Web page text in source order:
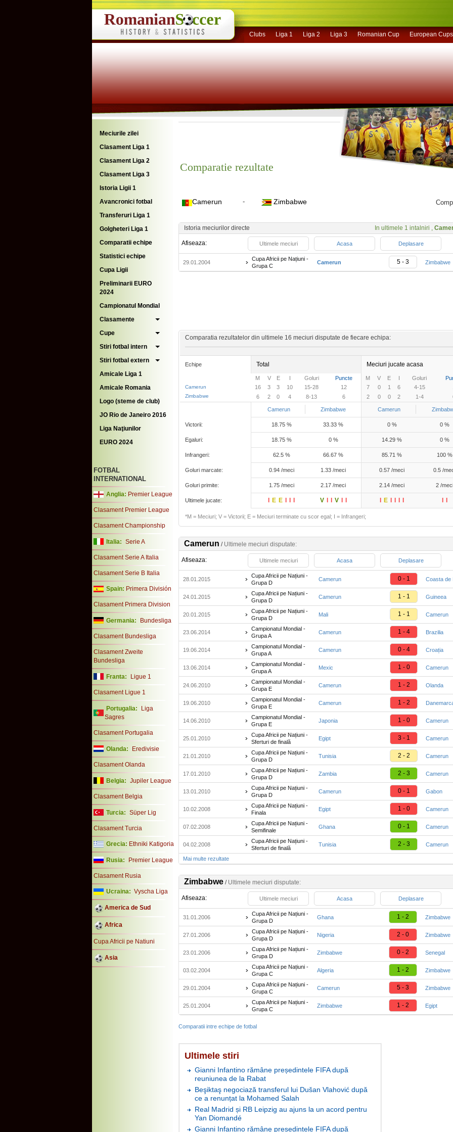
Clubs Liga 1 Liga 2 Liga 3 Romanian Cup European Cups
Meciurile zilei
Clasament Liga 1
Clasament Liga 2
Clasament Liga 3
Istoria Ligii 1
Avancronici fotbal
Transferuri Liga 1
Golgheteri Liga 1
Comparatii echipe
Statistici echipe
Cupa Ligii
Preliminarii EURO
2024
Campionatul Mondial
Clasamente
Cupe
Stiri fotbal intern
Stiri fotbal extern
Amicale Liga 1
Amicale Romania
Logo (steme de club)
JO Rio de Janeiro 2016
Liga Naţiunilor
EURO 2024
FOTBAL
INTERNATIONAL
Anglia: Premier League
Clasament Premier League
Clasament Championship
Italia: Serie A
Clasament Serie A Italia
Clasament Serie B Italia
Spain: Primera División
Clasament Primera Division
Germania: Bundesliga
Clasament Bundesliga
Clasament Zweite
Bundesliga
Franta: Ligue 1
Clasament Ligue 1
Portugalia:
Liga
Sagres
Clasament Portugalia
Olanda: Eredivisie
Clasament Olanda
Belgia: Jupiler League
Clasament Belgia
Turcia: Süper Lig
Clasament Turcia
Grecia: Ethniki Katigoria
Rusia: Premier League
Clasament Rusia
Ucraina: Vyscha Liga
America de Sud
Africa
Cupa Africii pe Natiuni
Asia
Comparatie rezultate
Camerun - Zimbabwe
Istoria meciurilor directe In ultimele 1 intalniri ,
Afiseaza: Ultimele meciuri Acasa Deplasare
29.01.2004
Cupa Africii pe Națiuni -
Grupa C
Camerun 5 - 3 Zimbabwe
Comparatia rezultatelor din ultimele 16 meciuri disputate de fiecare echipa:
Echipe Total Meciuri jucate acasa
M V E I Goluri Puncte M V E I Goluri
Camerun 16 3 3 10 15-28 12 7 0 1 6 4-15
Zimbabwe 6 2 0 4 8-13 6 2 0 0 2 1-4
Camerun Zimbabwe Camerun
Victorii: 18.75 % 33.33 % 0 % 0 %
Egaluri: 18.75 % 0 % 14.29 % 0 %
Infrangeri: 62.5 % 66.67 % 85.71 % 100 %
Goluri marcate: 0.94 /meci 1.33 /meci 0.57 /meci 0.5 /
Goluri primite: 1.75 /meci 2.17 /meci 2.14 /meci 2 /meci
Ultimele jucate: E E V V E
*M = Meciuri; V = Victorii; E = Meciuri terminate cu scor egal; I = Infrangeri;
Camerun / Ultimele meciuri disputate:
Afiseaza: Ultimele meciuri Acasa Deplasare
28.01.2015
Cupa Africii pe Națiuni -
Grupa D
Camerun 0 - 1 Coasta de
24.01.2015
Cupa Africii pe Națiuni -
Grupa D
Camerun 1 - 1 Guineea
20.01.2015
Cupa Africii pe Națiuni -
Grupa D
Mali 1 - 1 Camerun
23.06.2014
Campionatul Mondial -
Grupa A
Camerun 1 - 4 Brazilia
19.06.2014
Campionatul Mondial -
Grupa A
Camerun 0 - 4 Croația
13.06.2014
Campionatul Mondial -
Grupa A
Mexic 1 - 0 Camerun
24.06.2010
Campionatul Mondial -
Grupa E
Camerun 1 - 2 Olanda
19.06.2010
Campionatul Mondial -
Grupa E
Camerun 1 - 2
14.06.2010
Campionatul Mondial -
Grupa E
Japonia 1 - 0 Camerun
25.01.2010
Cupa Africii pe Națiuni -
Sferturi de finală
Egipt 3 - 1 Camerun
21.01.2010
Cupa Africii pe Națiuni -
Grupa D
Tunisia 2 - 2 Camerun
17.01.2010
Cupa Africii pe Națiuni -
Grupa D
Zambia 2 - 3 Camerun
13.01.2010
Cupa Africii pe Națiuni -
Grupa D
Camerun 0 - 1 Gabon
10.02.2008
Cupa Africii pe Națiuni -
Finala
Egipt 1 - 0 Camerun
07.02.2008
Cupa Africii pe Națiuni -
Semifinale
Ghana 0 - 1 Camerun
04.02.2008
Cupa Africii pe Națiuni -
Sferturi de finală
Tunisia 2 - 3 Camerun
Mai multe rezultate
Zimbabwe / Ultimele meciuri disputate:
Afiseaza: Ultimele meciuri Acasa Deplasare
31.01.2006
Cupa Africii pe Națiuni -
Grupa D
Ghana 1 - 2 Zimbabwe
27.01.2006
Cupa Africii pe Națiuni -
Grupa D
Nigeria 2 - 0 Zimbabwe
23.01.2006
Cupa Africii pe Națiuni -
Grupa D
Zimbabwe 0 - 2 Senegal
03.02.2004
Cupa Africii pe Națiuni -
Grupa C
Algeria 1 - 2 Zimbabwe
29.01.2004
Cupa Africii pe Națiuni -
Grupa C
Camerun 5 - 3 Zimbabwe
25.01.2004
Cupa Africii pe Națiuni -
Grupa C
Zimbabwe 1 - 2 Egipt
Comparatii intre echipe de fotbal
Ultimele stiri
Gianni Infantino rămâne președintele FIFA după
reuniunea de la Rabat
Beşiktaş negociază transferul lui Dušan Vlahović după
ce a renunțat la Mohamed Salah
Real Madrid și RB Leipzig au ajuns la un acord pentru
Yan Diomandé
Gianni Infantino rămâne președintele FIFA după